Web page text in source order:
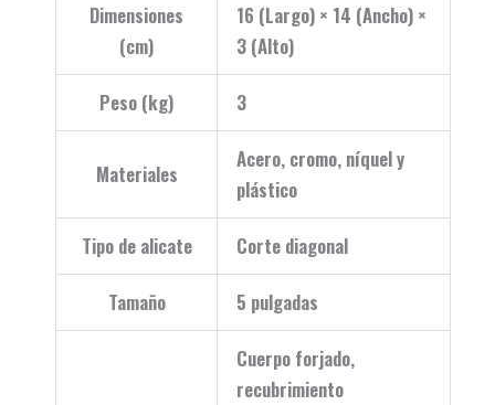
Dimensiones
(cm)
16 (Largo) × 14 (Ancho) ×
3 (Alto)
Peso (kg) 3
Materiales
Acero, cromo, níquel y
plástico
Tipo de alicate Corte diagonal
Tamaño 5 pulgadas
Cuerpo forjado,
recubrimiento